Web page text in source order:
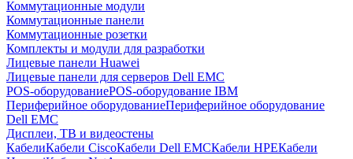
Коммутационные модули
Коммутационные панели
Коммутационные розетки
Комплекты и модули для разработки
Лицевые панели Huawei
Лицевые панели для серверов Dell EMC
POS-оборудованиеPOS-оборудование IBM
Периферийное оборудованиеПериферийное оборудование
Dell EMC
Дисплеи, ТВ и видеостены
КабелиКабели CiscoКабели Dell EMCКабели HPEКабели